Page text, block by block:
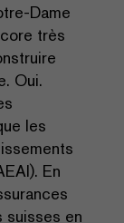
Dame
très
Oui.
les
En
suisses en